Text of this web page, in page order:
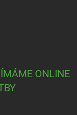
ONLINE